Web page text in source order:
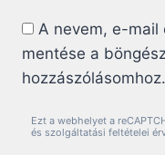
A nevem, e-mail
mentése a
hozzászólásomhoz.
Ezt a webhelyet a
és szolgáltatási feltételei